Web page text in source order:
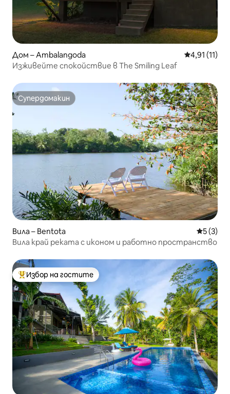
Дом – Ambalangoda Средна
4,91 (11)
Изживейте спокойствие в The Smiling Leaf
Супердомакин
Супердомакин
Вила – Bentota Средна
5 (3)
Вила край реката с иконом и работно пространство
Най-популярен избор на гостите
Избор на гостите